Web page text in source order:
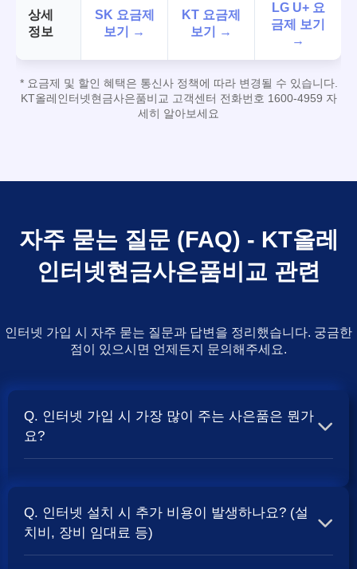
상세
정보
SK 요금제
보기 →
KT 요금제
보기 →
LG U+ 요
금제 보기
→
* 요금제 및 할인 혜택은 통신사 정책에 따라 변경될 수 있습니다.
KT올레인터넷현금사은품비교 고객센터 전화번호 1600-4959 자
세히 알아보세요
자주 묻는 질문 (FAQ) - KT올레
인터넷현금사은품비교 관련
인터넷 가입 시 자주 묻는 질문과 답변을 정리했습니다. 궁금한
점이 있으시면 언제든지 문의해주세요.
Q. 인터넷 가입 시 가장 많이 주는 사은품은 뭔가
요?
보통 500Mbps 또는 1Gbps 인터넷을 TV와 결합하여 가입
할 때 현금 사은품및 상품권 혜택이 더 크게 지급되는 경향
Q. 인터넷 설치 시 추가 비용이 발생하나요? (설
치비, 장비 임대료 등)